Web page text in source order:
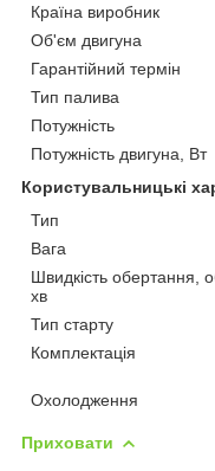
Країна виробник
Об'єм двигуна
Гарантійний термін
Тип палива
Потужність
Потужність двигуна, Вт
Користувальницькі
Тип
Вага
Швидкість обертання,
хв
Тип старту
Комплектація
Охолодження
Приховати